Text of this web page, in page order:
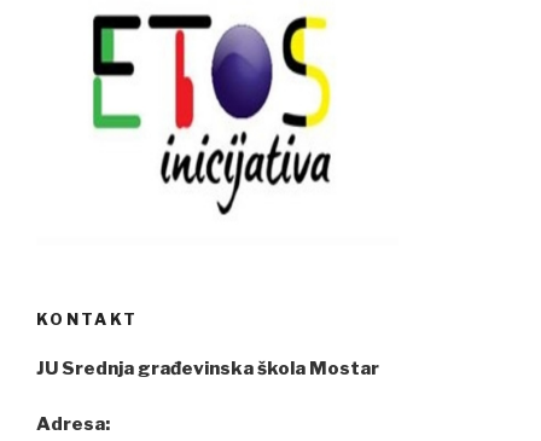
KONTAKT
JU Srednja građevinska škola Mostar
Adresa: